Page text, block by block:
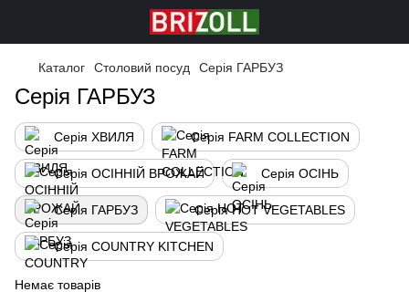
Каталог Столовий посуд Серія ГАРБУЗ
Серія ГАРБУЗ
Серія ХВИЛЯ Серія FARM COLLECTION
Серія ОСІННІЙ ВРОЖАЙ Серія ОСІНЬ
Серія ГАРБУЗ Серія HOT VEGETABLES
Серія COUNTRY KITCHEN
Немає товарів